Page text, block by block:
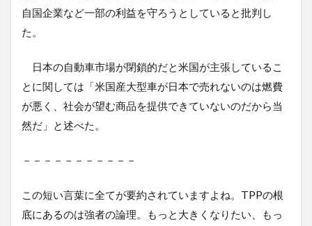
自国企業など一部の利益を守ろうとしていると批判し
た。
日本の自動車市場が閉鎖的だと米国が主張しているこ
とに関しては「米国産大型車が日本で売れないのは燃費
が悪く、社会が望む商品を提供できていないのだから当
然だ」と述べた。
－－－－－－－－－－－
この短い言葉に全てが要約されていますよね。TPPの根
底にあるのは強者の論理。もっと大きくなりたい、もっ